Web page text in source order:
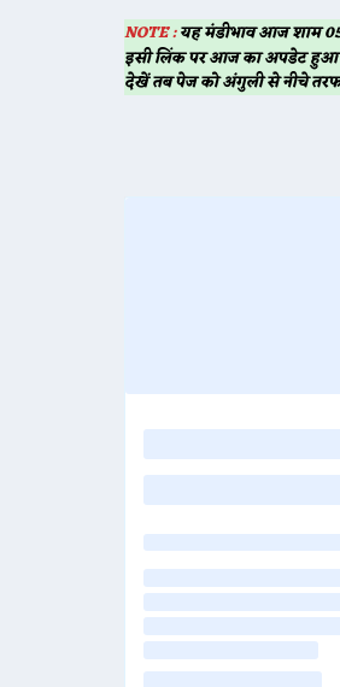
NOTE :यह मंडीभाव आज शाम
इसी लिंक पर आज का अपडेट
देखें तब पेज को अंगुली से नीचे तरफ